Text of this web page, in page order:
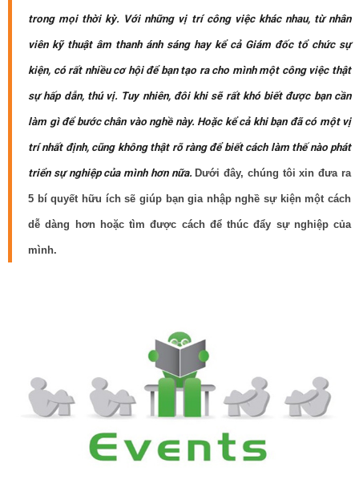
trong mọi thời kỳ. Với những vị trí công việc khác nhau, từ nhân
viên kỹ thuật âm thanh ánh sáng hay kể cả Giám đốc tổ chức sự
kiện, có rất nhiều cơ hội để bạn tạo ra cho mình một công việc thật
sự hấp dẫn, thú vị. Tuy nhiên, đôi khi sẽ rất khó biết được bạn cần
làm gì để bước chân vào nghề này. Hoặc kể cả khi bạn đã có một vị
trí nhất định, cũng không thật rõ ràng để biết cách làm thế nào phát
triển sự nghiệp của mình hơn nữa. Dưới đây, chúng tôi xin đưa ra
5 bí quyết hữu ích sẽ giúp bạn gia nhập nghề sự kiện một cách
dễ dàng hơn hoặc tìm được cách để thúc đẩy sự nghiệp của
mình.